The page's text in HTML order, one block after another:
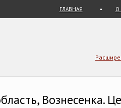
ГЛАВНАЯ О
Вознесенка.